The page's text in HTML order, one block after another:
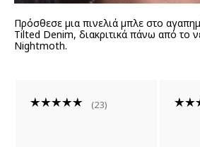
Πρόσθεσε μια πινελιά μπλε στο
Tilted Denim, διακριτικά πάνω από το
Nightmoth.
23